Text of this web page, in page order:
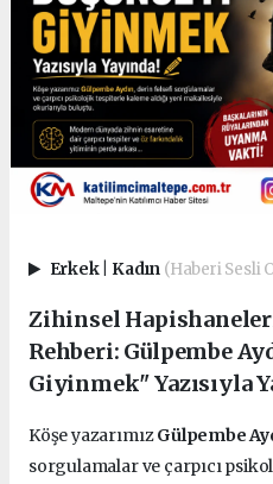
Erkek Kadın (Haberi Sesli
Zihinsel
Rehberi: Gülpembe
Giyinmek" Yazısıyla
Köşe yazarımızGülpembe
sorgulamalar ve çarpıcı